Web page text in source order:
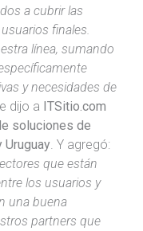
a cubrir las
finales.
línea, sumando
y necesidades de
dijo a ITSitio.com
soluciones de
Uruguay. Y agregó:
que están
los usuarios y
una buena
partners que